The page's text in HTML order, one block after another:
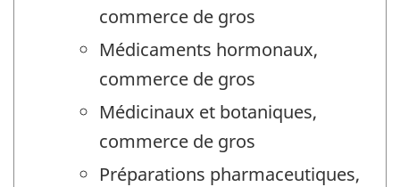
commerce de gros
Médicaments hormonaux,
commerce de gros
Médicinaux et botaniques,
commerce de gros
Préparations pharmaceutiques,